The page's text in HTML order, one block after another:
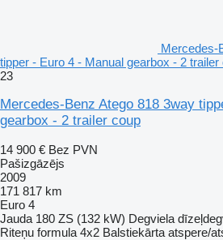
Mercedes-
tipper - Euro 4 - Manual gearbox - 2
23
Mercedes-Benz Atego 818 3way
gearbox - 2 trailer coup
14 900 € Bez PVN
Pašizgāzējs
2009
171 817 km
Euro 4
Jauda 180 ZS (132 kW) Degviela
Riteņu formula 4x2 Balstiekārta atspere/